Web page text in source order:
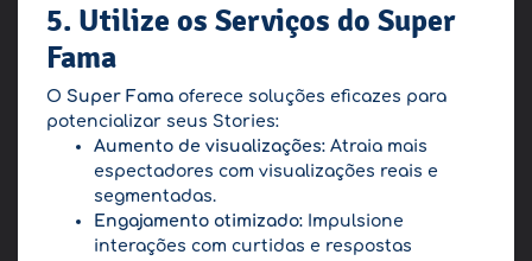
5. Utilize os Serviços do Super
Fama
O Super Fama oferece soluções eficazes para
potencializar seus Stories:
Aumento de visualizações: Atraia mais
espectadores com visualizações reais e
segmentadas.
Engajamento otimizado: Impulsione
interações com curtidas e respostas